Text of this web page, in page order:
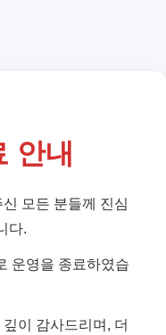
안내
모든 분들께 진심
다.
운영을 종료하였습
이 감사드리며, 더